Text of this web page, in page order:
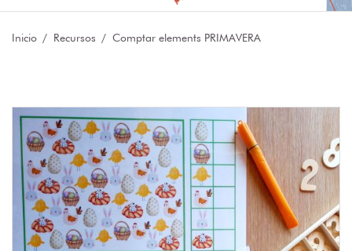
Inicio Recursos Comptar elements PRIMAVERA